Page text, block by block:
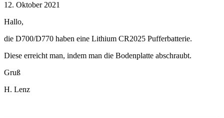
12. Oktober 2021
Hallo,
die D700/D770 haben eine Lithium CR2025 Pufferbatterie.
Diese erreicht man, indem man die Bodenplatte abschraubt.
Gruß
H. Lenz